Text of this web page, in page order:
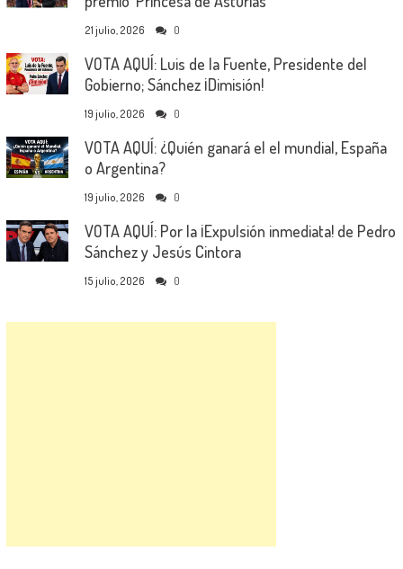
21 julio, 2026 0
VOTA AQUÍ: Luis de la Fuente, Presidente del
Gobierno; Sánchez ¡Dimisión!
19 julio, 2026 0
VOTA AQUÍ: ¿Quién ganará el el mundial, España
o Argentina?
19 julio, 2026 0
VOTA AQUÍ: Por la ¡Expulsión inmediata! de Pedro
Sánchez y Jesús Cintora
15 julio, 2026 0